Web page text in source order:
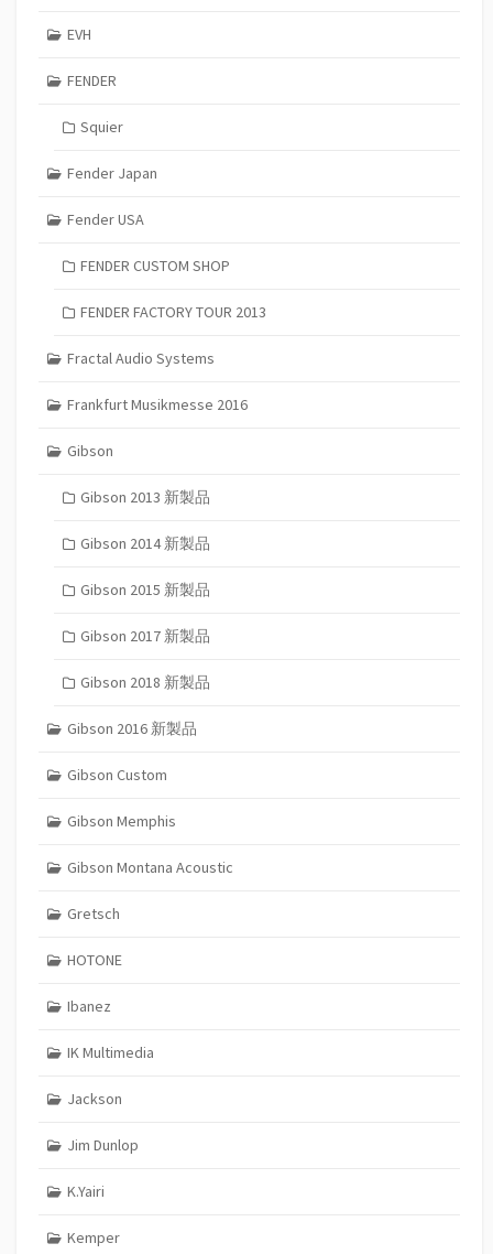
EVH
FENDER
Squier
Fender Japan
Fender USA
FENDER CUSTOM SHOP
FENDER FACTORY TOUR 2013
Fractal Audio Systems
Frankfurt Musikmesse 2016
Gibson
Gibson 2013 新製品
Gibson 2014 新製品
Gibson 2015 新製品
Gibson 2017 新製品
Gibson 2018 新製品
Gibson 2016 新製品
Gibson Custom
Gibson Memphis
Gibson Montana Acoustic
Gretsch
HOTONE
Ibanez
IK Multimedia
Jackson
Jim Dunlop
K.Yairi
Kemper